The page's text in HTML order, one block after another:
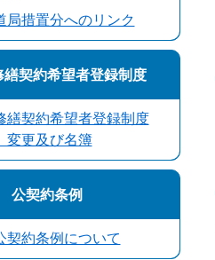
局措置分へのリンク
繕契約希望者登録制度
繕契約希望者登録制度
変更及び名簿
公契約条例
契約条例について